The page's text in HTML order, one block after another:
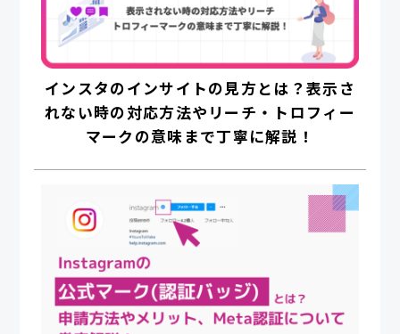
インスタのインサイトの見方とは？表示さ
れない時の対応方法やリーチ・トロフィー
マークの意味まで丁寧に解説！